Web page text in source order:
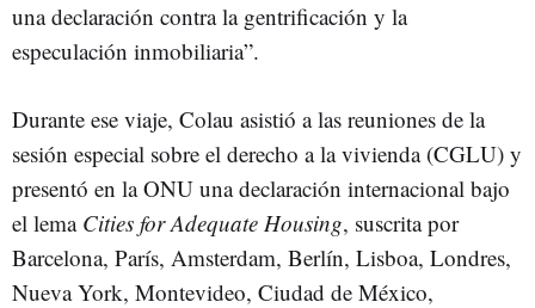
una declaración contra la gentrificación y la
especulación inmobiliaria”.
Durante ese viaje, Colau asistió a las reuniones de la
sesión especial sobre el derecho a la vivienda (CGLU) y
presentó en la ONU una declaración internacional bajo
el lema Cities for Adequate Housing, suscrita por
Barcelona, París, Amsterdam, Berlín, Lisboa, Londres,
Nueva York, Montevideo, Ciudad de México,